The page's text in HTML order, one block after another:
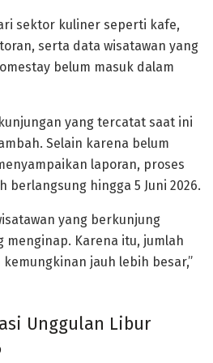
sektor kuliner seperti kafe,
serta data wisatawan yang
belum masuk dalam
yang tercatat saat ini
Selain karena belum
laporan, proses
berlangsung hingga 5 Juni 2026.
yang berkunjung
menginap. Karena itu, jumlah
jauh lebih besar,”
Unggulan Libur